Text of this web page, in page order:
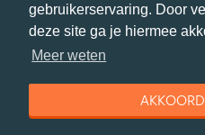
gebruikerservaring. Door
deze site ga je hiermee
Meer weten
AKKOORD
Volg Australie.nl
Nieuwsbrief
Facebook